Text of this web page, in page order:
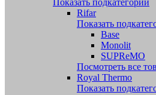
Показать подкатегории
Rifar
Показать
Base
Monolit
SUPReMO
Посмотреть все
Royal Thermo
Показать